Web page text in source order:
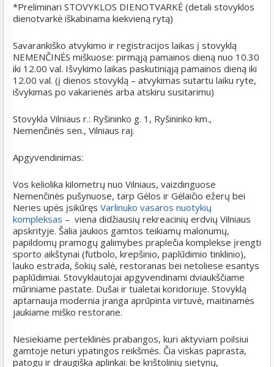
*Preliminari STOVYKLOS DIENOTVARKĖ (detali stovyklos
dienotvarkė iškabinama kiekvieną rytą)
Savarankiško atvykimo ir registracijos laikas į stovyklą
NEMENČINĖS miškuose: pirmąją pamainos dieną nuo 10.30
iki 12.00 val. Išvykimo laikas paskutiniąją pamainos dieną iki
12.00 val. (į dienos stovyklą – atvykimas sutartu laiku ryte,
išvykimas po vakarienės arba atskiru susitarimu)
Stovykla Vilniaus r.: Ryšininko g. 1, Ryšininko km.,
Nemenčinės sen., Vilniaus raj.
Apgyvendinimas:
Vos keliolika kilometrų nuo Vilniaus, vaizdinguose
Nemenčinės pušynuose, tarp Gėlos ir Gėlaičio ežerų bei
Neries upės įsikūręs Varlinuko vasaros nuotykių
kompleksas – viena didžiausių rekreacinių erdvių Vilniaus
apskrityje. Šalia jaukios gamtos teikiamų malonumų,
papildomų pramogų galimybes praplečia komplekse įrengti
sporto aikštynai (futbolo, krepšinio, paplūdimio tinklinio),
lauko estrada, šokių salė, restoranas bei netoliese esantys
paplūdimiai. Stovyklautojai apgyvendinami dviaukščiame
mūriniame pastate. Dušai ir tualetai koridoriuje. Stovyklą
aptarnauja modernia įranga aprūpinta virtuvė, maitinamės
jaukiame miško restorane.
Nesiekiame perteklinės prabangos, kuri aktyviam poilsiui
gamtoje neturi ypatingos reikšmės. Čia viskas paprasta,
patogu ir draugiška aplinkai: be krištolinių sietynų,